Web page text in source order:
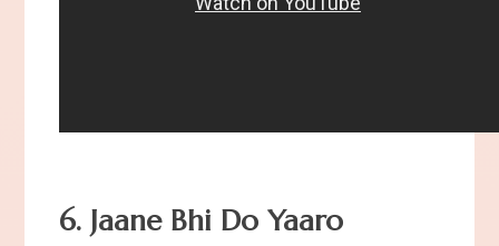
6. Jaane Bhi Do Yaaro